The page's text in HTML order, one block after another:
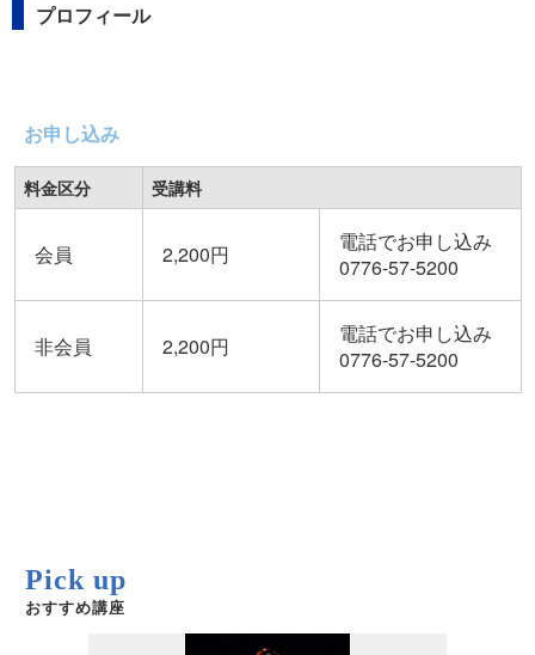
プロフィール
お申し込み
料金区分 受講料
会員 2,200円
電話でお申し込み
0776-57-5200
非会員 2,200円
電話でお申し込み
0776-57-5200
Pick up
おすすめ講座